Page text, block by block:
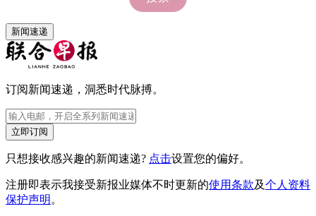
新闻速递
订阅新闻速递，洞悉时代脉搏。
立即订阅
只想接收感兴趣的新闻速递? 点击设置您的偏好。
注册即表示我接受新报业媒体不时更新的使用条款及个人资料
保护声明 。